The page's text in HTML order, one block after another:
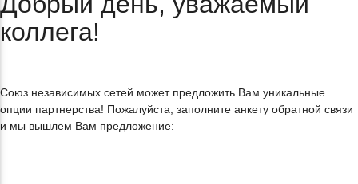
коллега!
Союз независимых сетей может предложить Вам уникальные
опции партнерства! Пожалуйста, заполните анкету обратной связи
и мы вышлем Вам предложение: